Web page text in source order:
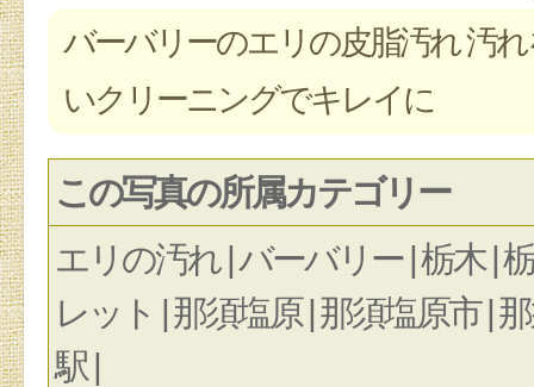
バーバリーのエリの皮脂汚れ 汚
いクリーニングでキレイに
この写真の所属カテゴリー
エリの汚れ | バーバリー | 栃木 |
レット | 那須塩原 | 那須塩原市 |
駅 |